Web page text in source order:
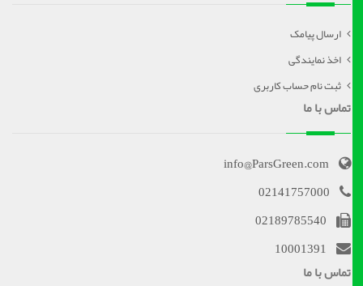
ارسال پیامک
اخذ نمایندگی
ثبت نام حساب کاربری
تماس با ما
info@ParsGreen.com
02141757000
02189785540
10001391
تماس با ما